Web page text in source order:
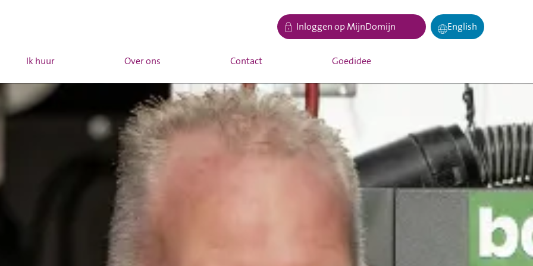
Ik huur Over ons Contact Goedidee
Inloggen op MijnDomijn English